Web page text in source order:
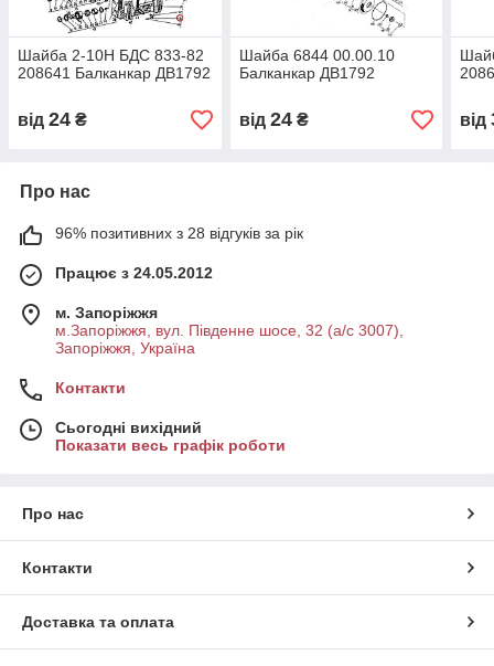
Шайба 2-10Н БДС 833-82
208641 Балканкар ДВ1792
від 24 ₴
Шайба 6844 00.00.10
Балканкар ДВ1792
від 24₴ від
Про нас
96% позитивних з 28 відгуків за рік
Працює з 24.05.2012
м. Запоріжжя
м.Запоріжжя, вул. Південне шосе, 32 (а/с 3007),
Запоріжжя, Україна
Контакти
Сьогодні вихідний
Показати весь графік роботи
Про нас
Контакти
Доставка та оплата